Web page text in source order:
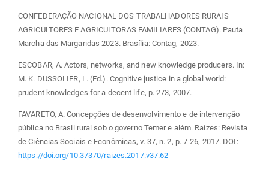
CONFEDERAÇÃO NACIONAL DOS TRABALHADORES RURAIS
AGRICULTORES E AGRICULTORAS FAMILIARES (CONTAG). Pauta
Marcha das Margaridas 2023. Brasília: Contag, 2023.
ESCOBAR, A. Actors, networks, and new knowledge producers. In:
M. K. DUSSOLIER, L. (Ed.). Cognitive justice in a global world:
prudent knowledges for a decent life, p. 273, 2007.
FAVARETO, A. Concepções de desenvolvimento e de intervenção
pública no Brasil rural sob o governo Temer e além. Raízes: Revista
de Ciências Sociais e Econômicas, v. 37, n. 2, p. 7-26, 2017. DOI:
https://doi.org/10.37370/raizes.2017.v37.62